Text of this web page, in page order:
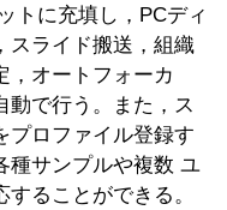
トに充填し，PCディ
スライド搬送，組織
，オートフォーカ
動で行う。また，ス
プロファイル登録す
種サンプルや複数 ユ
ることができる。